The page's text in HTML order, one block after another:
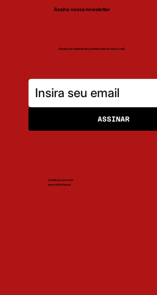
Assine nossa newsletter
Receba as matérias em primeira mão em seu e-mail!
ASSINAR
Contribua com o pix
sem pedir licença!